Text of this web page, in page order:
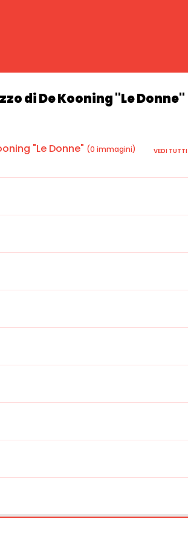
di De Kooning "Le Donne"
"Le Donne" (0 immagini) VEDI TUTTI